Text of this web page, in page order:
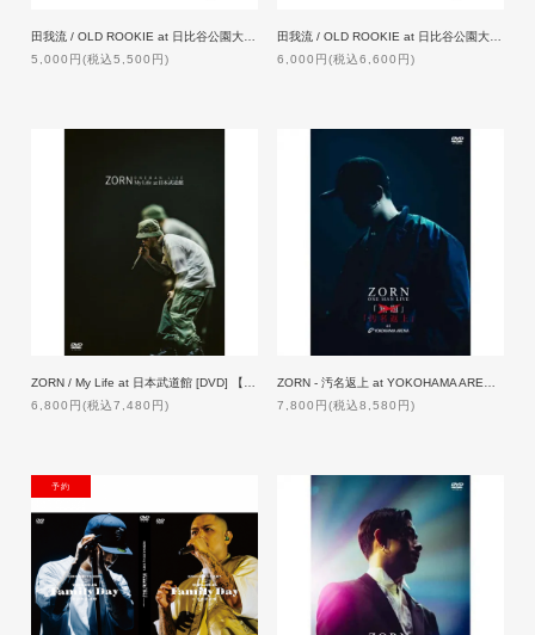
5,000円(税込5,500円)
6,000円(税込6,600円)
6,800円(税込7,480円)
7,800円(税込8,580円)
NEW